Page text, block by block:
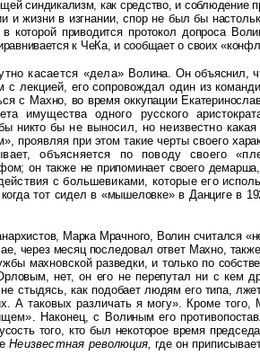
синдикализм, как средство, и соблюдение
и жизни в изгнании, спор не был бы
которой приводится протокол допроса
к ЧеКа, и сообщает о своих
касается «дела» Волина. Он объяснил,
с лекцией, его сопровождал один из
с Махно, во время оккупации
имущества одного русского
никтобы не выносил, но неизвестно
проявляя при этом такие черты своего
объясняется по поводу своего
он также не припоминает своего
с большевиками, которые его
тот сидел в «мышеловке» в Данциге в
Марка Мрачного, Волин считался
через месяц последовал ответ Махно,
махновскойразведки, и только по
нет, он его не перепутал ни с кем
стыдясь, какподобает людям его типа,
А таковых различать я могу». Кроме того,
Наконец, с Волиным его
того, кто был некоторое время
Неизвестная революция, где он